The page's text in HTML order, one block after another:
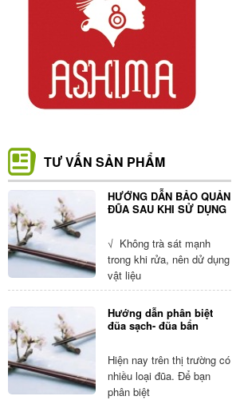
TƯ VẤN SẢN PHẨM
HƯỚNG DẪN BẢO QUẢN
ĐŨA SAU KHI SỬ DỤNG
√ Không trà sát mạnh
trong khi rửa, nên dử dụng
vật liệu
Hướng dẫn phân biệt
đũa sạch- đũa bẩn
Hiện nay trên thị trường có
nhiều loại đũa. Để bạn
phân biệt